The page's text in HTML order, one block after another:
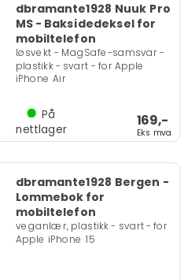
dbramante1928 Nuuk Pro
MS - Baksidedeksel for
mobiltelefon
løsvekt - MagSafe-samsvar -
plastikk - svart - for Apple
iPhone Air
169,-
Eks mva
På
nettlager
dbramante1928 Bergen -
Lommebok for
mobiltelefon
veganlær, plastikk - svart - for
Apple iPhone 15